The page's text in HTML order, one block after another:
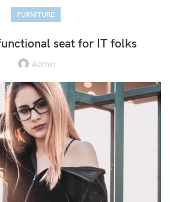
FURNITURE
seat for IT folks
Admin